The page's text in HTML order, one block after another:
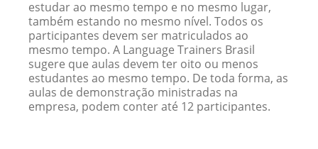
estudar ao mesmo tempo e no mesmo lugar,
também estando no mesmo nível. Todos os
participantes devem ser matriculados ao
mesmo tempo. A Language Trainers Brasil
sugere que aulas devem ter oito ou menos
estudantes ao mesmo tempo. De toda forma, as
aulas de demonstração ministradas na
empresa, podem conter até 12 participantes.